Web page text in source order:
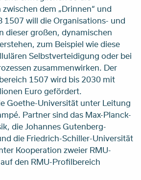
dem „Drinnen“ und
1507 will die Organisations- und
dieser großen, dynamischen
zum Beispiel wie diese
Selbstverteidigung oder bei
zusammenwirken. Der
1507 wird bis 2030 mit
Euro gefördert.
Goethe-Universität unter Leitung
Partner sind das Max-Planck-
die Johannes Gutenberg-
die Friedrich-Schiller-Universität
Kooperation zweier RMU-
den RMU-Profilbereich